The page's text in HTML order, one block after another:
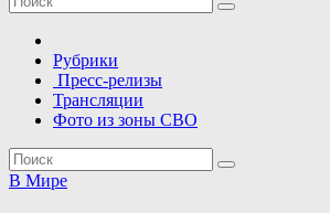
Рубрики
Пресс-релизы
Трансляции
Фото из зоны СВО
В Мире